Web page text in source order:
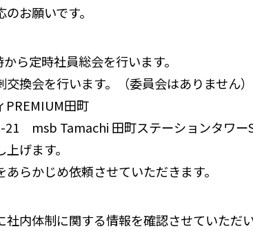
お願いです。
ら定時社員総会を行います。
換会を行います。（委員会はありません）
田町
Tamachi 田町ステーションタワ
げます。
らかじめ依頼させていただきます。
内体制に関する情報を確認させていただい